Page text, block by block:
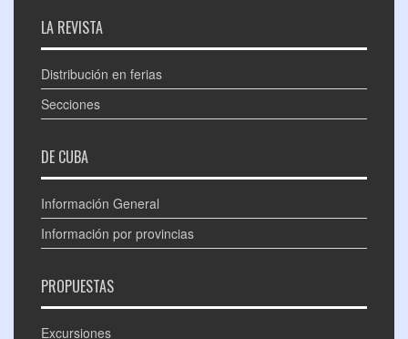
LA REVISTA
Distribución en ferias
Secciones
DE CUBA
Información General
Información por provincias
PROPUESTAS
Excursiones